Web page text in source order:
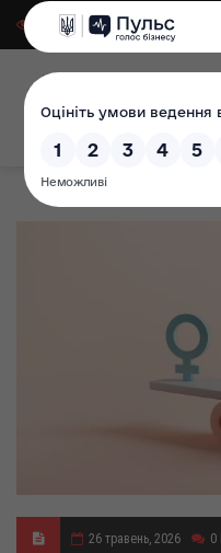
Для слабозорих|
26 травень, 2026 0